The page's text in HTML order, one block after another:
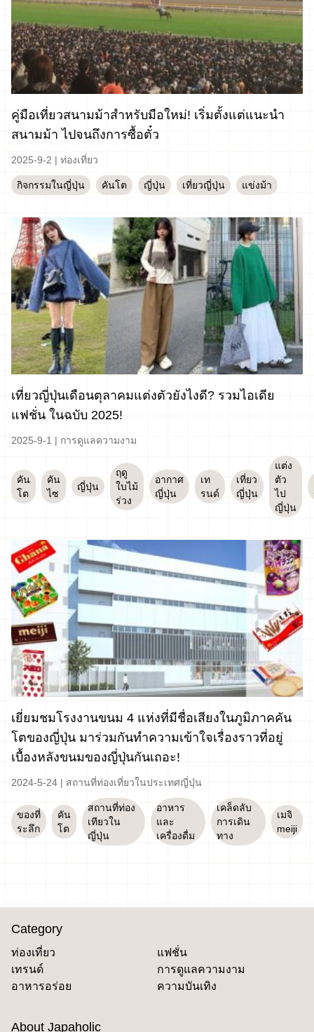
คู่มือเที่ยวสนามม้าสำหรับมือใหม่! เริ่มตั้งแต่แนะนำ
สนามม้า ไปจนถึงการซื้อตั๋ว
2025-9-2 | ท่องเที่ยว
กิจกรรมในญี่ปุ่น คันโต ญี่ปุ่น เที่ยวญี่ปุ่น แข่งม้า
เที่ยวญี่ปุ่นเดือนตุลาคมแต่งตัวยังไงดี? รวมไอเดีย
แฟชั่น ในฉบับ 2025!
2025-9-1 | การดูแลความงาม
คัน
โต
คัน
ไซ
ญี่ปุ่น
ฤดู
ใบไม้
ร่วง
อากาศ
ญี่ปุ่น
เท
รนด์
เที่ยว
ญี่ปุ่น
แต่ง
ตัว
ไป
ญี่ปุ่น
เยี่ยมชมโรงงานขนม 4 แห่งที่มีชื่อเสียงในภูมิภาคคัน
โตของญี่ปุ่น มาร่วมกันทำความเข้าใจเรื่องราวที่อยู่
เบื้องหลังขนมของญี่ปุ่นกันเถอะ!
2024-5-24 | สถานที่ท่องเที่ยวในประเทศญี่ปุ่น
ของที่
ระลึก
คัน
โต
สถานที่ท่อง
เทียวใน
ญี่ปุ่น
อาหาร
และ
เครื่องดื่ม
เคล็ดลับ
การเดิน
ทาง
เมจิ
meiji
Category
ท่องเที่ยว
แฟชั่น
เทรนด์
การดูแลความงาม
อาหารอร่อย
ความบันเทิง
About Japaholic